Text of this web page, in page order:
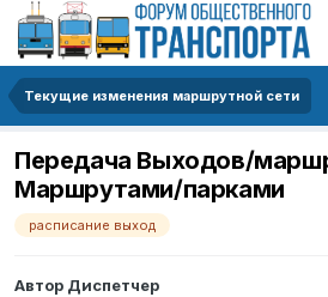
Текущие изменения маршрутной сети
Передача Выходов/
Маршрутами/парками
расписание выход
Автор Диспетчер